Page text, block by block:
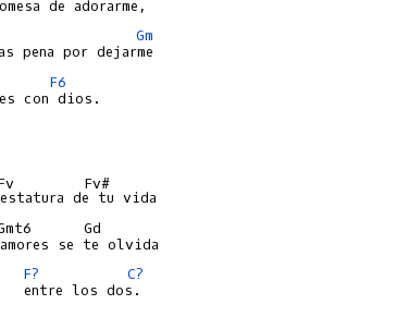
Gm
F6
con dios.
Fv#
Gd
F?
C?
entre los dos.